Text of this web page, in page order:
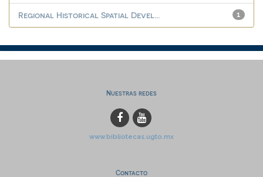
1
Regional Historical Spatial Devel...
Nuestras redes
www.bibliotecas.ugto.mx
Contacto